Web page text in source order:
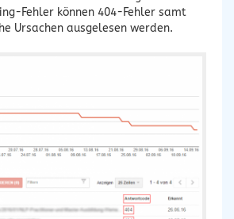
Fehler können 404-Fehler samt
Ursachen ausgelesen werden.